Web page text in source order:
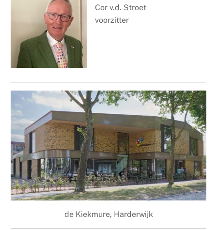
Cor v.d. Stroet
voorzitter
de Kiekmure, Harderwijk